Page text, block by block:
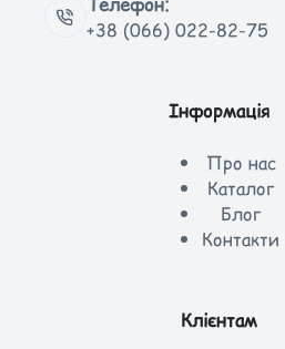
+38 (066) 022-82-75
Інформація
Про нас
Каталог
Блог
Контакти
Клієнтам